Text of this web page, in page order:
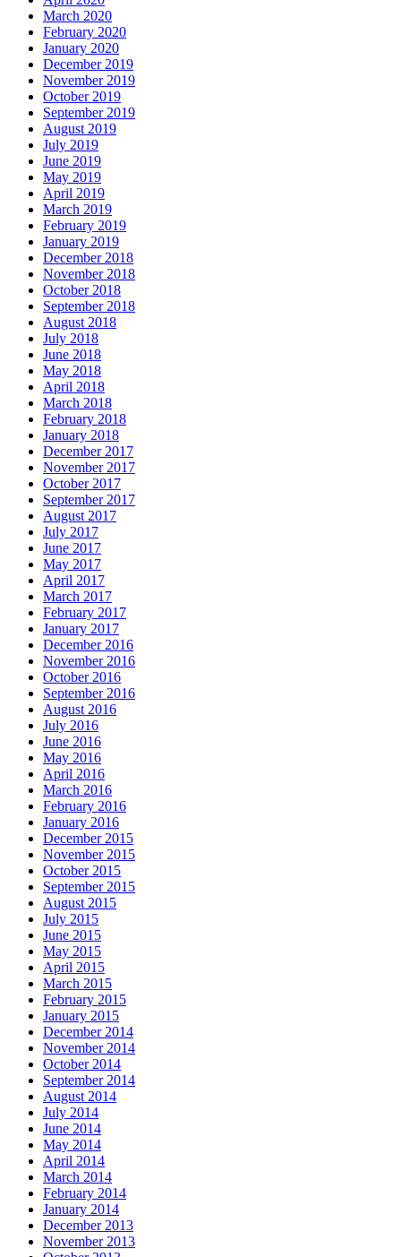
March 2020
February 2020
January 2020
December 2019
November 2019
October 2019
September 2019
August 2019
July 2019
June 2019
May 2019
April 2019
March 2019
February 2019
January 2019
December 2018
November 2018
October 2018
September 2018
August 2018
July 2018
June 2018
May 2018
April 2018
March 2018
February 2018
January 2018
December 2017
November 2017
October 2017
September 2017
August 2017
July 2017
June 2017
May 2017
April 2017
March 2017
February 2017
January 2017
December 2016
November 2016
October 2016
September 2016
August 2016
July 2016
June 2016
May 2016
April 2016
March 2016
February 2016
January 2016
December 2015
November 2015
October 2015
September 2015
August 2015
July 2015
June 2015
May 2015
April 2015
March 2015
February 2015
January 2015
December 2014
November 2014
October 2014
September 2014
August 2014
July 2014
June 2014
May 2014
April 2014
March 2014
February 2014
January 2014
December 2013
November 2013